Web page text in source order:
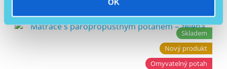
OK
Skladem
Nový produkt
Omyvatelný potah